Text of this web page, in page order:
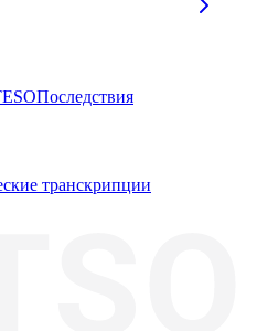
Последствия
транскрипции